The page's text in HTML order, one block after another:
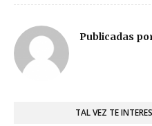
Publicadas
TAL VEZ TE